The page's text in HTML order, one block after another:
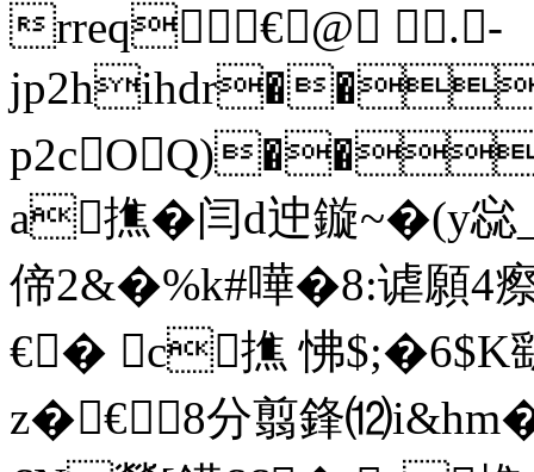
rreq€@ .-
a撨 �闫d迚鏇~�(y
偙2&�%k#嘩�8:谑願4
€� c撨 怫$;�6$K
z�€8分翦鋒